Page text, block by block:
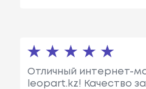
Отличный интернет-
leopart.kz! Качество